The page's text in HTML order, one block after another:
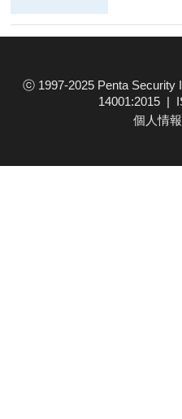
新しく告げ
ていると、
ⓒ 1997-2025 Penta
14001:2015 |
個人情